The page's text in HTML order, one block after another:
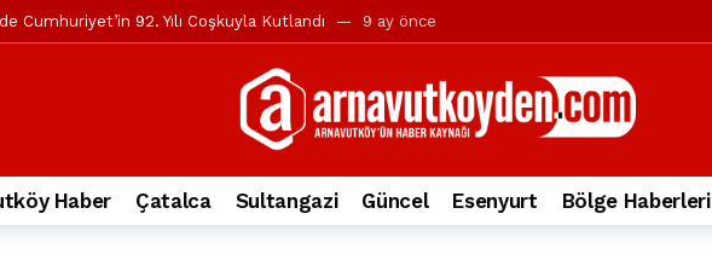
Cumhuriyet’in 92. Yılı Coşkuyla Kutlandı 9 ay önce
Arnavutköy Belediyesi’ne ve Mustafa Candaroğlu’na yönelik suçlamalar 10 ay önce
nüfusu 2024 yılında 344.868’e ulaştı 1 yıl önce
seyir halindeki otomobil alev alev yandı. 2 yıl önce
İmrahor Mahallesi sakinleri protesto gösterisi düzenledi 2 yıl önce
Haber Çatalca Sultangazi Güncel Esenyurt Bölge Haberleri